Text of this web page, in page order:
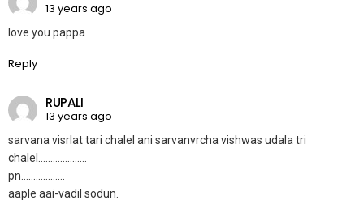
13 years ago
Iove you pappa
Reply
RUPALI
13 years ago
sarvana visrlat tari chalel ani sarvanvrcha vishwas udala tri
chalel………………..
pn………………
aaple aai-vadil sodun.